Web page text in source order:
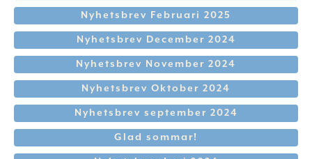
Nyhetsbrev Februari 2025
Nyhetsbrev December 2024
Nyhetsbrev November 2024
Nyhetsbrev Oktober 2024
Nyhetsbrev september 2024
Glad sommar!